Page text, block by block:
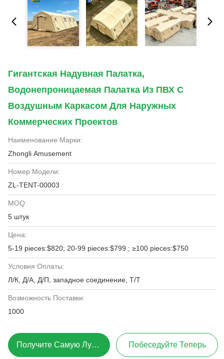
Гигантская Надувная Палатка,
Водонепроницаемая Палатка Из ПВХ С
Воздушным Каркасом Для Наружных
Коммерческих Проектов
Наименование Марки:
Zhongli Amusement
Номер Модели:
ZL-TENT-00003
MOQ:
5 штук
Цена:
5-19 pieces:$820; 20-99 pieces:$799 ; ≥100 pieces:$750
Условия Оплаты:
Л/К, Д/А, Д/П, западное соединение, Т/Т
Возможность Поставки:
1000
Получите Самую Лучшую Цену Побеседуйте Теперь